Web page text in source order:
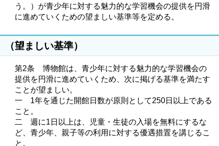
う。）が青少年に対する魅力的な学習機会の提供を円滑
に進めていくための望ましい基準等を定める。
（望ましい基準）
第2条 博物館は、青少年に対する魅力的な学習機会の
提供を円滑に進めていくため、次に掲げる基準を満たす
ことが望ましい。
一 1年を通じた開館日数が原則として250日以上である
こと。
二 週に1日以上は、児童・生徒の入場を無料にするな
ど、青少年、親子等の利用に対する優遇措置を講じるこ
と。